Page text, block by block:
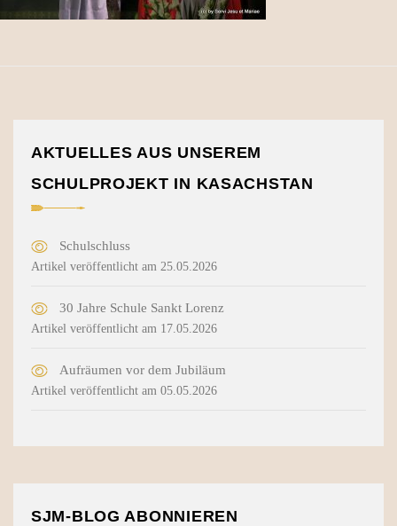
AKTUELLES AUS UNSEREM
SCHULPROJEKT IN KASACHSTAN
Schulschluss
Artikel veröffentlicht am 25.05.2026
30 Jahre Schule Sankt Lorenz
Artikel veröffentlicht am 17.05.2026
Aufräumen vor dem Jubiläum
Artikel veröffentlicht am 05.05.2026
SJM-BLOG ABONNIEREN